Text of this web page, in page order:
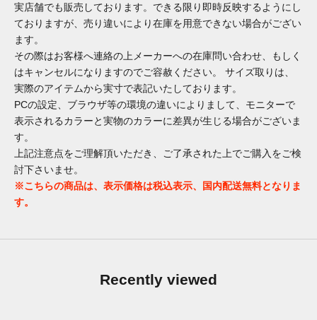
実店舗でも販売しております。できる限り即時反映するようにし
ておりますが、売り違いにより在庫を用意できない場合がござい
ます。
その際はお客様へ連絡の上メーカーへの在庫問い合わせ、もしく
はキャンセルになりますのでご容赦ください。 サイズ取りは、
実際のアイテムから実寸で表記いたしております。
PCの設定、ブラウザ等の環境の違いによりまして、モニターで
表示されるカラーと実物のカラーに差異が生じる場合がございま
す。
上記注意点をご理解頂いただき、ご了承された上でご購入をご検
討下さいませ。
※こちらの商品は、表示価格は税込表示、国内配送無料となりま
す。
Recently viewed